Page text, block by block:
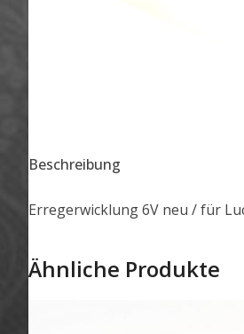
Beschreibung
Erregerwicklung 6V neu / für
Ähnliche Produkte